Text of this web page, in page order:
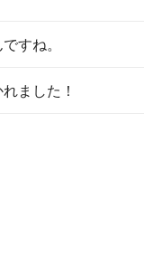
すね。
ました！